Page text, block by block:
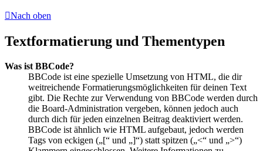
Nach oben
Textformatierung und Thementypen
Was ist BBCode?
BBCode ist eine spezielle Umsetzung von HTML, die dir
weitreichende Formatierungsmöglichkeiten für deinen Text
gibt. Die Rechte zur Verwendung von BBCode werden durch
die Board-Administration vergeben, können jedoch auch
durch dich für jeden einzelnen Beitrag deaktiviert werden.
BBCode ist ähnlich wie HTML aufgebaut, jedoch werden
Tags von eckigen („[“ und „]“) statt spitzen („<“ und „>“)